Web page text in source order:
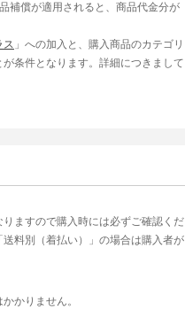
補償が適用されると、商品代金分が
ス 」への加入と、購入商品のカテゴリ
条件となります。詳細につきまして
ますので購入時には必ずご確認くだ
料別（着払い）」の場合は購入者が
かりません。